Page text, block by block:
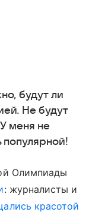
будут ли
Не будут
меня не
популярной!
Олимпиады
: журналисты и
красотой